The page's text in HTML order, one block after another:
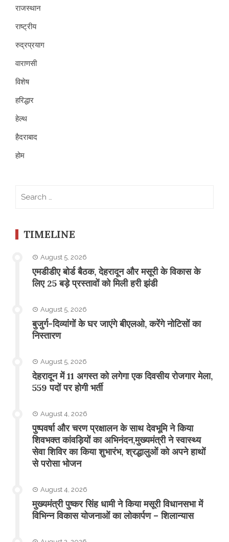
राजस्थान
राष्ट्रीय
रुद्रप्रयाग
वाराणसी
विशेष
हरिद्धार
हेल्थ
हैदराबाद
होम
TIMELINE
August 5, 2026
एमडीडीए बोर्ड बैठक, देहरादून और मसूरी के विकास के
लिए 25 बड़े प्रस्तावों को मिली हरी झंडी
August 5, 2026
बुजुर्ग-दिव्यांगों के घर जाएंगे बीएलओ, करेंगे नोटिसों का
निस्तारण
August 5, 2026
​देहरादून में 11 अगस्त को लगेगा एक दिवसीय रोजगार मेला,
559 पदों पर होगी भर्ती
August 4, 2026
पुष्पवर्षा और चरण प्रक्षालन के साथ देवभूमि ने किया
शिवभक्त कांवड़ियों का अभिनंदन,मुख्यमंत्री ने स्वास्थ्य
सेवा शिविर का किया शुभारंभ, श्रद्धालुओं को अपने हाथों
से परोसा भोजन
August 4, 2026
मुख्यमंत्री पुष्कर सिंह धामी ने किया मसूरी विधानसभा में
विभिन्न विकास योजनाओं का लोकार्पण – शिलान्यास